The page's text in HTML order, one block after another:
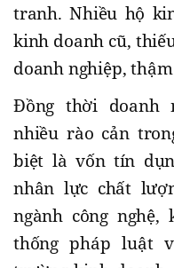
tranh. Nhiều hộ
kinh doanh cũ,
doanh nghiệp,
Đồng thời doanh
nhiều rào cản
biệt là vốn tín
nhân lực chất
ngành công
thống pháp luật